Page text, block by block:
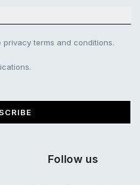
privacy terms and conditions.
Follow us